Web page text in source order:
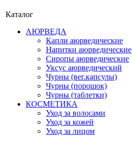
Каталог
АЮРВЕДА
Капли аюрведические
Напитки аюрведические
Сиропы аюрведические
Уксус аюрведический
Чурны (вег.капсулы)
Чурны (порошок)
Чурны (таблетки)
КОСМЕТИКА
Уход за волосами
Уход за кожей
Уход за лицом